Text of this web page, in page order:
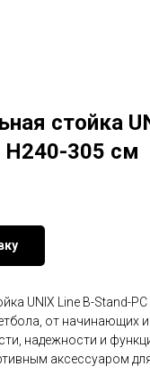
стойка
H240-305 см
UNIX Line B-Stand-
от начинающих
надежности и
аксессуаром